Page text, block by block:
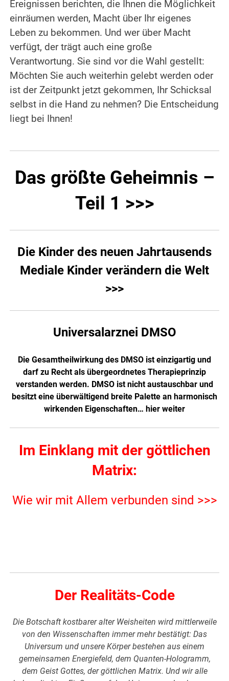
Ereignissen berichten, die Ihnen die Möglichkeit
einräumen werden, Macht über Ihr eigenes
Leben zu bekommen. Und wer über Macht
verfügt, der trägt auch eine große
Verantwortung. Sie sind vor die Wahl gestellt:
Möchten Sie auch weiterhin gelebt werden oder
ist der Zeitpunkt jetzt gekommen, Ihr Schicksal
selbst in die Hand zu nehmen? Die Entscheidung
liegt bei Ihnen!
Das größte Geheimnis –
Teil 1 >>>
Die Kinder des neuen Jahrtausends
Mediale Kinder verändern die Welt
>>>
Universalarznei DMSO
Die Gesamtheilwirkung des DMSO ist einzigartig und
darf zu Recht als übergeordnetes Therapieprinzip
verstanden werden. DMSO ist nicht austauschbar und
besitzt eine überwältigend breite Palette an harmonisch
wirkenden Eigenschaften… hier weiter
Im Einklang mit der göttlichen
Matrix:
Wie wir mit Allem verbunden sind >>>
Der Realitäts-Code
Die Botschaft kostbarer alter Weisheiten wird mittlerweile
von den Wissenschaften immer mehr bestätigt: Das
Universum und unsere Körper bestehen aus einem
gemeinsamen Energiefeld, dem Quanten-Hologramm,
dem Geist Gottes, der göttlichen Matrix. Und wir alle